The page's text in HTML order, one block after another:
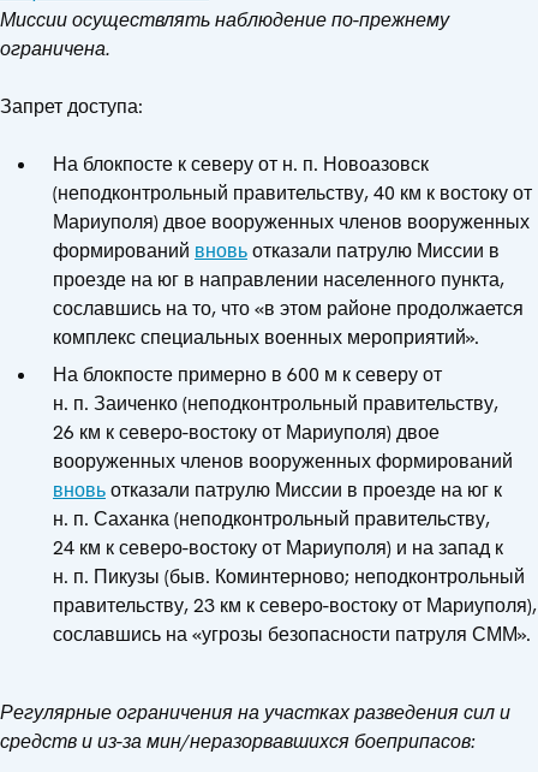
Миссии осуществлять наблюдение по-прежнему
ограничена.
Запрет доступа:
На блокпосте к северу от н. п. Новоазовск
(неподконтрольный правительству, 40 км к востоку от
Мариуполя) двое вооруженных членов вооруженных
формирований вновьотказали патрулю Миссии в
проезде на юг в направлении населенного пункта,
сославшись на то, что «в этом районе продолжается
комплекс специальных военных мероприятий».
На блокпосте примерно в 600 м к северу от
н. п. Заиченко (неподконтрольный правительству,
26 км к северо-востоку от Мариуполя) двое
вооруженных членов вооруженных формирований
вновьотказали патрулю Миссии в проезде на юг к
н. п. Саханка (неподконтрольный правительству,
24 км к северо-востоку от Мариуполя) и на запад к
н. п. Пикузы (быв. Коминтерново; неподконтрольный
правительству, 23 км к северо-востоку от Мариуполя),
сославшись на «угрозы безопасности патруля СММ».
Регулярные ограничения на участках разведения сил и
средств и из-за мин/неразорвавшихся боеприпасов: